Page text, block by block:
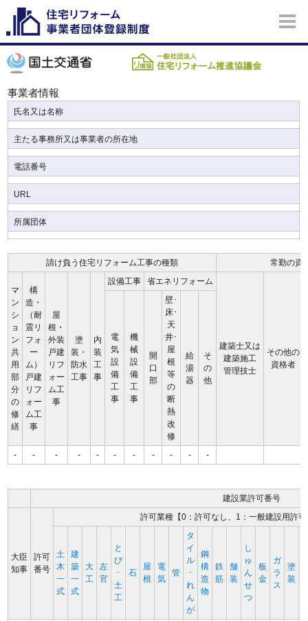
事業者情報
氏名又は名称
主たる事務所又は事業者の所在地
電話番号
URL
所属団体
請け負う住宅リフォーム工事の種類 常勤の資
マ
ン
シ
ョ
ン
共
用
部
分
の
修
繕
構
造・
（耐
震リ
フォ
ー
ム）
戸建
リフ
ォー
ム工
事
屋
根・
外装
戸建
リフ
ォー
ム工
事
塗
装・
防水
工事
内
装
工
事
設備工事 省エネリフォーム
建築士又は
建築施工
管理技士
その他の
資格者
電
気
設
備
工
事
機
械
設
備
工
事
開
口
部
壁･
床･
天
井･
屋
根
等
の
断
熱
改
修
給
湯
器
そ
の
他
- - - - - - - - - - -
建設業許可番号
大臣
知事
許可
番号
許可業種【0：許可なし、1：一般建設用許
土
木
一
式
建
築
一
式
大
工
左
官
と
び
･
土
工
石
屋
根
電
気
管
タ
イ
ル
･
れ
ん
が
鋼
構
造
物
鉄
筋
舗
装
し
ゅ
ん
せ
つ
板
金
ガ
ラ
ス
塗
装